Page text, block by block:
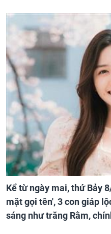
Kể từ ngày mai, thứ Bảy
mặt gọi tên', 3 con giáp
sáng như trăng Rằm,